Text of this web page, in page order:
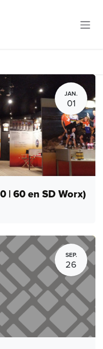
JAN.
01
| 60 en SD Worx)
SEP.
26